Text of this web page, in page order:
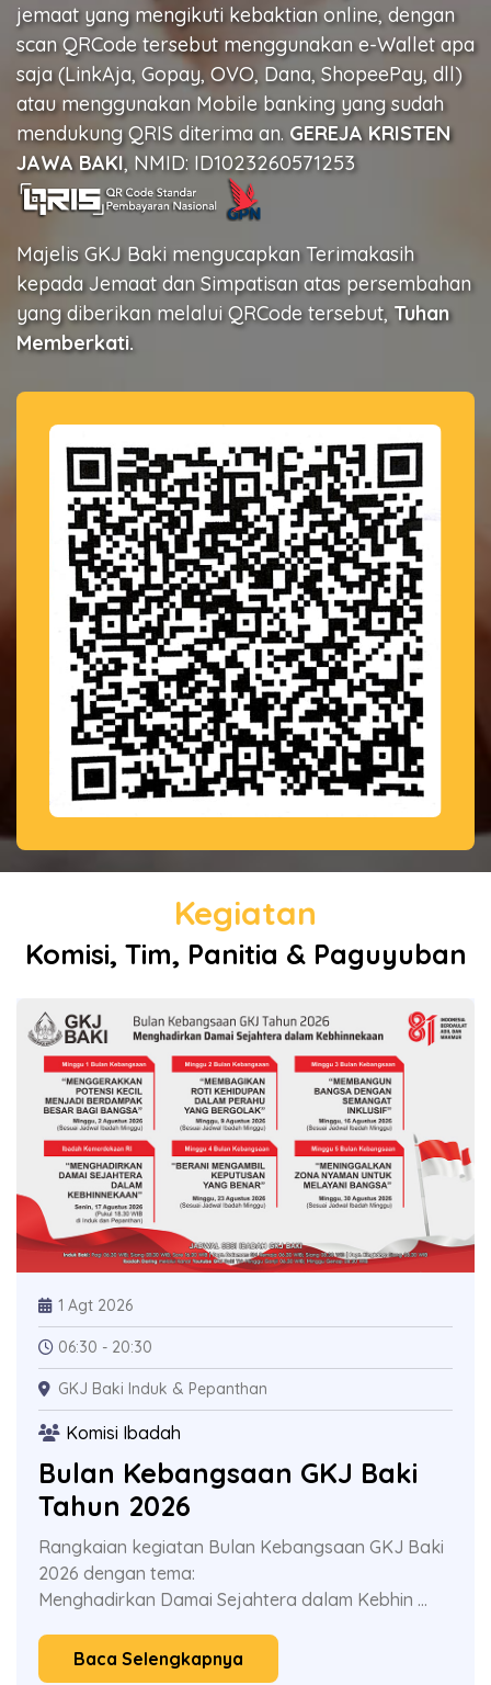
jemaat yang mengikuti kebaktian online, dengan
scan QRCode tersebut menggunakan e-Wallet apa
saja (LinkAja, Gopay, OVO, Dana, ShopeePay, dll)
atau menggunakan Mobile banking yang sudah
mendukung QRIS diterima an. GEREJA KRISTEN
JAWA BAKI, NMID: ID1023260571253
Majelis GKJ Baki mengucapkan Terimakasih
kepada Jemaat dan Simpatisan atas persembahan
yang diberikan melalui QRCode tersebut, Tuhan
Memberkati.
Kegiatan
Komisi, Tim, Panitia & Paguyuban
1 Agt 2026
06:30 - 20:30
GKJ Baki Induk & Pepanthan
Komisi Ibadah
Bulan Kebangsaan GKJ Baki
Tahun 2026
Rangkaian kegiatan Bulan Kebangsaan GKJ Baki
2026 dengan tema:
Menghadirkan Damai Sejahtera dalam Kebhin ...
Baca Selengkapnya